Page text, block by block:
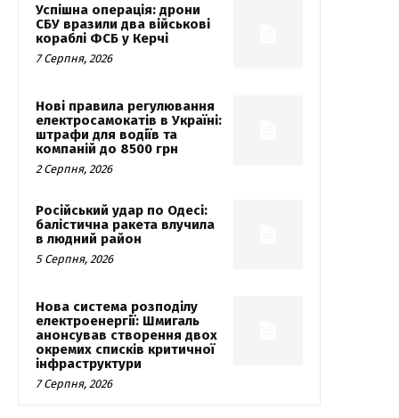
Успішна операція: дрони
СБУ вразили два військові
кораблі ФСБ у Керчі
7 Серпня, 2026
Нові правила регулювання
електросамокатів в Україні:
штрафи для водіїв та
компаній до 8500 грн
2 Серпня, 2026
Російський удар по Одесі:
балістична ракета влучила
в людний район
5 Серпня, 2026
Нова система розподілу
електроенергії: Шмигаль
анонсував створення двох
окремих списків критичної
інфраструктури
7 Серпня, 2026